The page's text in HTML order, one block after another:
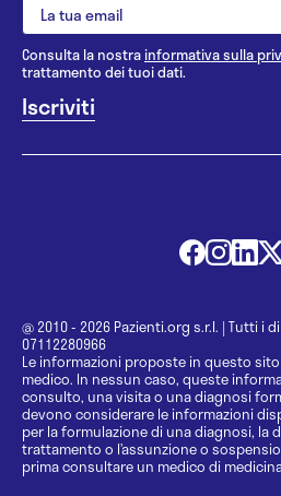
Consulta la nostrainformativa sulla
trattamento dei tuoi dati.
@ 2010 - 2026 Pazienti.org s.r.l. | Tutti i
07112280966
Le informazioni proposte in questo
medico. In nessun caso, queste
consulto, una visita o una diagnosi
devono considerare le informazioni
per la formulazione di una diagnosi, la
trattamento o l’assunzione o
prima consultare un medico di